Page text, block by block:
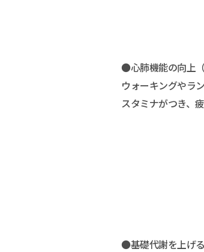
●心肺機能の向上（
ウォーキングやラ
スタミナがつき、
●基礎代謝を上げる